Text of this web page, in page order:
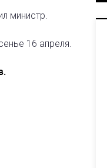
министр.
16 апреля.